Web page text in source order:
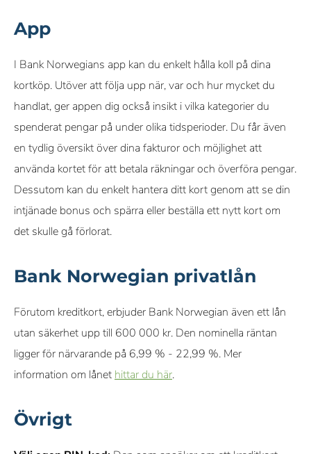
App
I Bank Norwegians app kan du enkelt hålla koll på dina
kortköp. Utöver att följa upp när, var och hur mycket du
handlat, ger appen dig också insikt i vilka kategorier du
spenderat pengar på under olika tidsperioder. Du får även
en tydlig översikt över dina fakturor och möjlighet att
använda kortet för att betala räkningar och överföra pengar.
Dessutom kan du enkelt hantera ditt kort genom att se din
intjänade bonus och spärra eller beställa ett nytt kort om
det skulle gå förlorat.
Bank Norwegian privatlån
Förutom kreditkort, erbjuder Bank Norwegian även ett lån
utan säkerhet upp till 600 000 kr. Den nominella räntan
ligger för närvarande på 6,99 % - 22,99 %. Mer
information om lånet hittar du här.
Övrigt